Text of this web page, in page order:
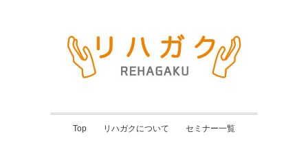
Top リハガクについて セミナー一覧